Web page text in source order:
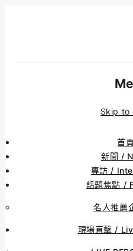
Skip to
首頁
新聞 /
專訪 /
話題焦點 /
名人推薦
現場直擊 /